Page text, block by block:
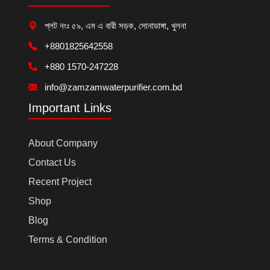
প্লট নংঃ ৫৯, এম এ বারী সড়ক, সোনাডাঙ্গা, খুলনা
+8801825642558
+880 1570-247228
info@zamzamwaterpurifier.com.bd
Important Links
About Company
Contact Us
Recent Project
Shop
Blog
Terms & Condition